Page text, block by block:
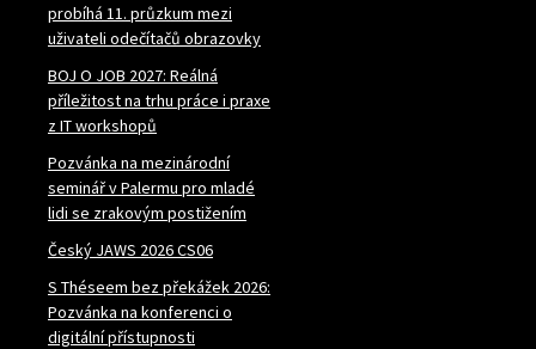
probíhá 11. průzkum mezi
uživateli odečítačů obrazovky
BOJ O JOB 2027: Reálná
příležitost na trhu práce i praxe
z IT workshopů
Pozvánka na mezinárodní
seminář v Palermu pro mladé
lidi se zrakovým postižením
Český JAWS 2026 CS06
S Théseem bez překážek 2026:
Pozvánka na konferenci o
digitální přístupnosti